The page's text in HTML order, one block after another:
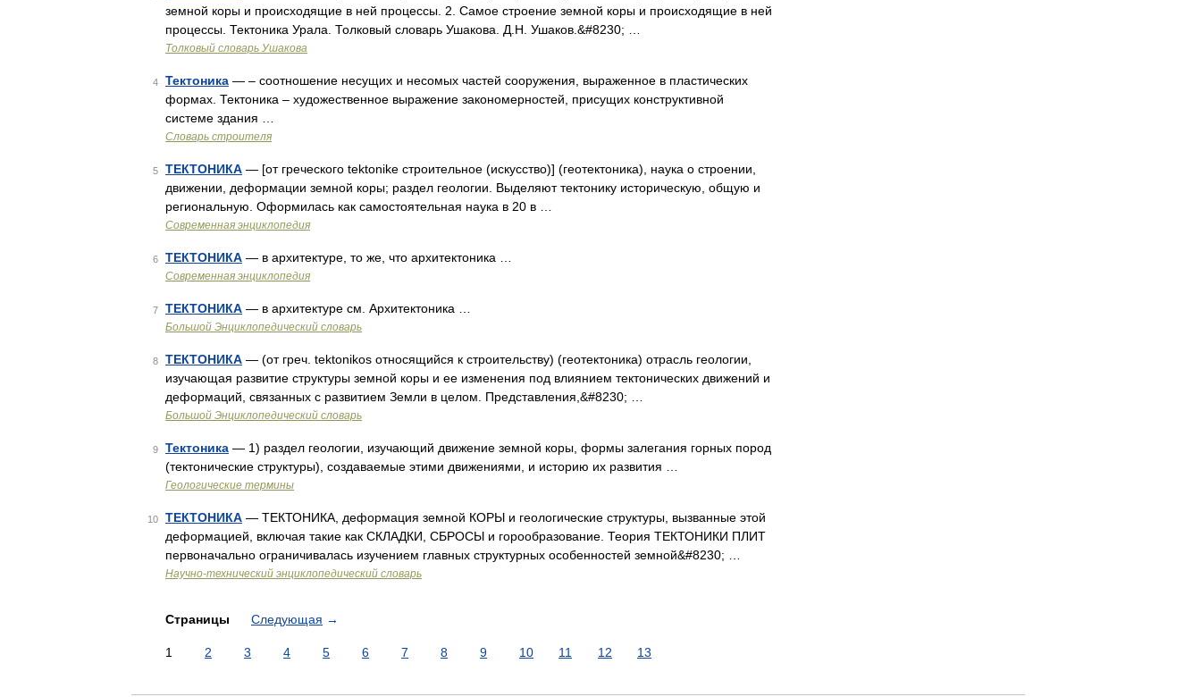
земной коры и происходящие в ней процессы. 2. Самое строение земной коры и происходящие в ней
процессы. Тектоника Урала. Толковый словарь Ушакова. Д.Н. Ушаков.&#8230; …
Толковый словарь Ушакова
4 Тектоника — – соотношение несущих и несомых частей сооружения, выраженное в пластических
формах. Тектоника – художественное выражение закономерностей, присущих конструктивной
системе здания …
Словарь строителя
5 ТЕКТОНИКА — [от греческого tektonike строительное (искусство)] (геотектоника), наука о строении,
движении, деформации земной коры; раздел геологии. Выделяют тектонику историческую, общую и
региональную. Оформилась как самостоятельная наука в 20 в …
Современная энциклопедия
6 ТЕКТОНИКА — в архитектуре, то же, что архитектоника …
Современная энциклопедия
7 ТЕКТОНИКА — в архитектуре см. Архитектоника …
Большой Энциклопедический словарь
8 ТЕКТОНИКА — (от греч. tektonikos относящийся к строительству) (геотектоника) отрасль геологии,
изучающая развитие структуры земной коры и ее изменения под влиянием тектонических движений и
деформаций, связанных с развитием Земли в целом. Представления,&#8230; …
Большой Энциклопедический словарь
9 Тектоника — 1) раздел геологии, изучающий движение земной коры, формы залегания горных пород
(тектонические структуры), создаваемые этими движениями, и историю их развития …
Геологические термины
10 ТЕКТОНИКА — ТЕКТОНИКА, деформация земной КОРЫ и геологические структуры, вызванные этой
деформацией, включая такие как СКЛАДКИ, СБРОСЫ и горообразование. Теория ТЕКТОНИКИ ПЛИТ
первоначально ограничивалась изучением главных структурных особенностей земной&#8230; …
Научно-технический энциклопедический словарь
Страницы Следующая →
1 2 3 4 5 6 7 8 9 10 11 12 13